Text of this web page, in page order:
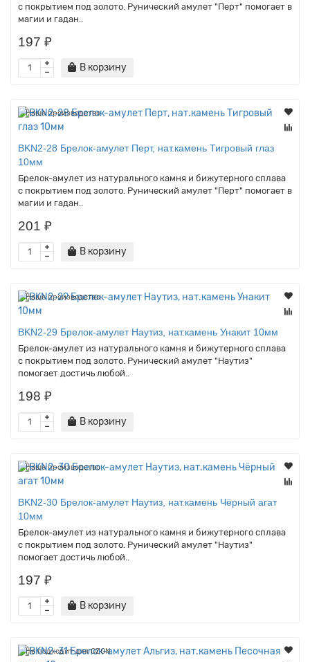
с покрытием под золото. Рунический амулет "Перт" помогает в
магии и гадан..
197 ₽
В корзину
Наше производство
BKN2-28 Брелок-амулет Перт, нат.камень Тигровый глаз
10мм
Брелок-амулет из натурального камня и бижутерного сплава
с покрытием под золото. Рунический амулет "Перт" помогает в
магии и гадан..
201 ₽
В корзину
Наше производство
BKN2-29 Брелок-амулет Наутиз, нат.камень Унакит 10мм
Брелок-амулет из натурального камня и бижутерного сплава
с покрытием под золото. Рунический амулет "Наутиз"
помогает достичь любой..
198 ₽
В корзину
Наше производство
BKN2-30 Брелок-амулет Наутиз, нат.камень Чёрный агат
10мм
Брелок-амулет из натурального камня и бижутерного сплава
с покрытием под золото. Рунический амулет "Наутиз"
помогает достичь любой..
197 ₽
В корзину
Не подходит для OZON